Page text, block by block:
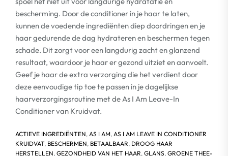
bescherming. Door de conditioner in je haar te laten,
kunnen de voedende ingrediënten diep doordringen en je
haar gedurende de dag hydrateren en beschermen tegen
schade. Dit zorgt voor een langdurig zacht en glanzend
resultaat, waardoor je haar er gezond uitziet en aanvoelt.
Geef je haar de extra verzorging die het verdient door
deze eenvoudige tip toe te passen in je dagelijkse
haarverzorgingsroutine met de As I Am Leave-In
Conditioner van Kruidvat.
ACTIEVE INGREDIËNTEN, AS I AM, AS I AM LEAVE IN CONDITIONER
KRUIDVAT, BESCHERMEN, BETAALBAAR, DROOG HAAR
HERSTELLEN, GEZONDHEID VAN HET HAAR, GLANS, GROENE THEE-